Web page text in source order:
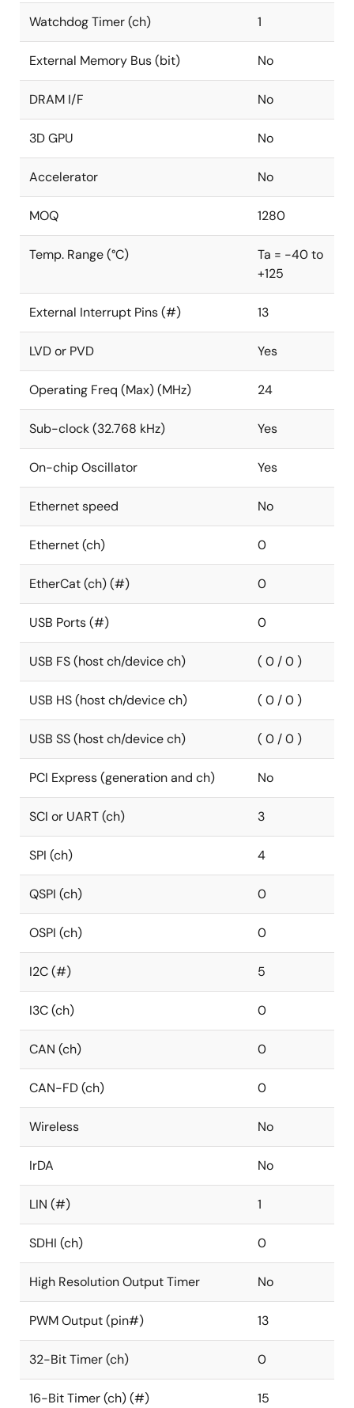
Watchdog Timer (ch) 1
External Memory Bus (bit) No
DRAM I/F No
3D GPU No
Accelerator No
MOQ 1280
Temp. Range (°C)
Ta = -40 to
+125
External Interrupt Pins (#) 13
LVD or PVD Yes
Operating Freq (Max) (MHz) 24
Sub-clock (32.768 kHz) Yes
On-chip Oscillator Yes
Ethernet speed No
Ethernet (ch) 0
EtherCat (ch) (#) 0
USB Ports (#) 0
USB FS (host ch/device ch) ( 0 / 0 )
USB HS (host ch/device ch) ( 0 / 0 )
USB SS (host ch/device ch) ( 0 / 0 )
PCI Express (generation and ch) No
SCI or UART (ch) 3
SPI (ch) 4
QSPI (ch) 0
OSPI (ch) 0
I2C (#) 5
I3C (ch) 0
CAN (ch) 0
CAN-FD (ch) 0
Wireless No
IrDA No
LIN (#) 1
SDHI (ch) 0
High Resolution Output Timer No
PWM Output (pin#) 13
32-Bit Timer (ch) 0
16-Bit Timer (ch) (#) 15